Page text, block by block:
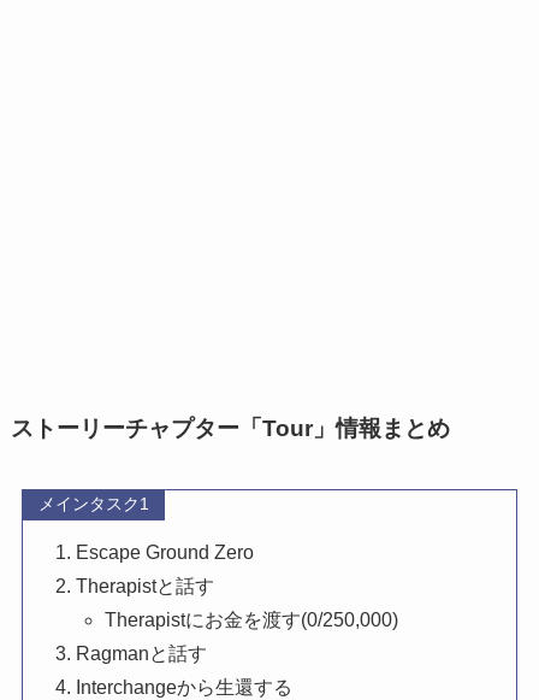
ストーリーチャプター「Tour」情報まとめ
メインタスク1
Escape Ground Zero
Therapistと話す
Therapistにお金を渡す(0/250,000)
Ragmanと話す
Interchangeから生還する